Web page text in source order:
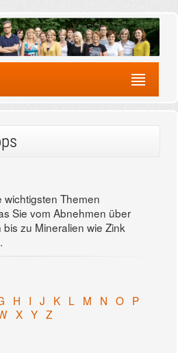
wichtigsten Themen
Sie vom Abnehmen über
zu Mineralien wie Zink
H I J K L M N O P
X Y Z